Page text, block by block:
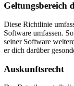
Geltungsbereich
Diese Richtlinie
Software umfassen.
seiner Software
er dich darüber
Auskunftsrecht